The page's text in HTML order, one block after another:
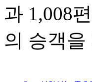
과 1,008
의 승객을